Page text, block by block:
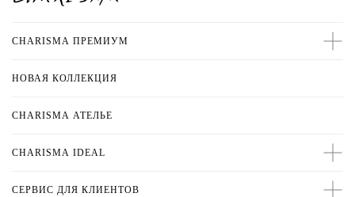
CHARISMA ПРЕМИУМ
НОВАЯ КОЛЛЕКЦИЯ
CHARISMA АТЕЛЬЕ
CHARISMA IDEAL
СЕРВИС ДЛЯ КЛИЕНТОВ